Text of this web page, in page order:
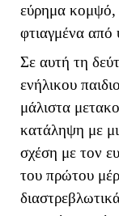
εύρημα κομψό,
φτιαγμένα από
Σε αυτή τη
ενήλικου
μάλιστα
κατάληψη με
σχέση με τον
του πρώτου